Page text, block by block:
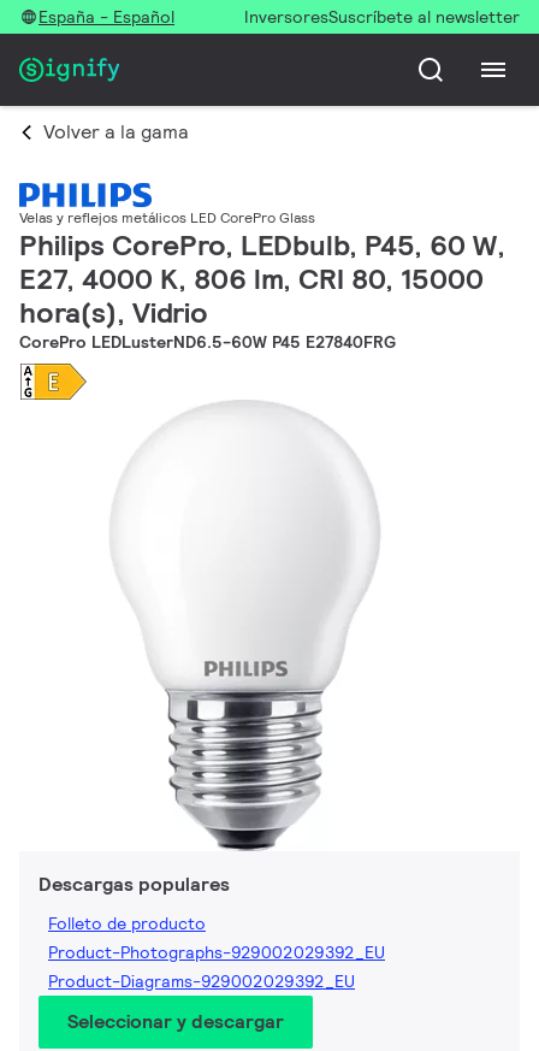
España - Español InversoresSuscríbete al newsletter
Volver a la gama
Velas y reflejos metálicos LED CorePro Glass
Philips CorePro, LEDbulb, P45, 60 W,
E27, 4000 K, 806 lm, CRI 80, 15000
hora(s), Vidrio
CorePro LEDLusterND6.5-60W P45 E27840FRG
Descargas populares
Folleto de producto
Product-Photographs-929002029392_EU
Product-Diagrams-929002029392_EU
Seleccionar y descargar